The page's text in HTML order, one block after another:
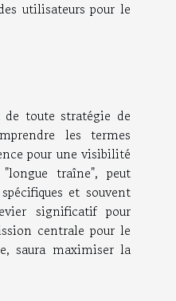
utilisateurs pour le
toute stratégie de
les termes
pour une visibilité
traîne", peut
et souvent
significatif pour
centrale pour le
saura maximiser la